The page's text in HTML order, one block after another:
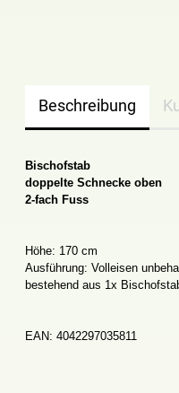
Beschreibung
Bischofstab
doppelte Schnecke oben
2-fach Fuss
Höhe: 170 cm
Ausführung: Volleisen
bestehend aus 1x
EAN: 4042297035811